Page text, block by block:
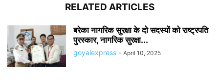
RELATED ARTICLES
बरेका नागरिक सुरक्षा के दो सदस्यों को राष्ट्रपति
पुरस्कार, नागरिक सुरक्षा...
goyalexpress - April 10, 2025